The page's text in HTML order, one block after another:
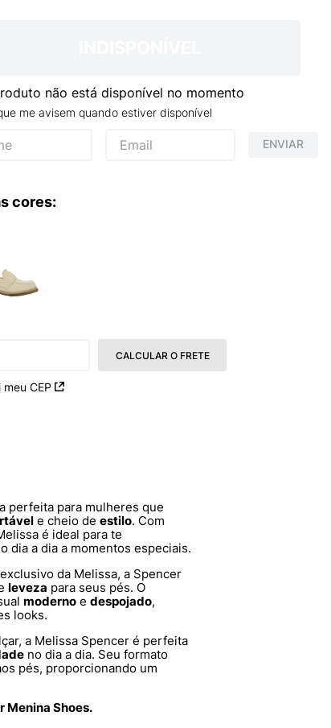
não está disponível no momento
me avisem quando estiver disponível
ENVIAR
cores:
meu CEP
CALCULAR O FRETE
perfeita para mulheres que
e cheio de estilo. Com
é ideal para te
dia a dia a momentos especiais.
da Melissa, a Spencer
leveza para seus pés. O
moderno e despojado,
looks.
a Melissa Spencer é perfeita
no dia a dia. Seu formato
pés, proporcionando um
Menina Shoes.